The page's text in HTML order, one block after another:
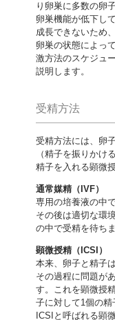
り卵巣に多数の卵
卵巣機能が低下し
成長できないため
卵巣の状態によっ
激方法のスケジュ
説明します。
受精方法
受精方法には、卵
（精子を振りかけ
精子を入れる顕微
通常媒精（IVF）
専用の培養液の中
その後は適切な環
の中で受精を待ちま
顕微授精（ICSI）
本来、卵子と精子
その過程に問題が
す。これを顕微授
子に対して1個の
ICSIと呼ばれる顕